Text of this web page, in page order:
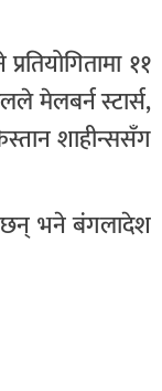
११
मेलबर्न स्टार्स,
शाहीन्ससँग
छन् भने बंगलादेश